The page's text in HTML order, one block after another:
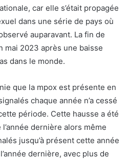
car elle s’était propagée
dans une série de pays où
auparavant. La fin de
mai 2023 après une baisse
dans le monde.
que la mpox est présente en
chaque année n’a cessé
période. Cette hausse a été
dernière alors même
jusqu’à présent cette année
dernière, avec plus de